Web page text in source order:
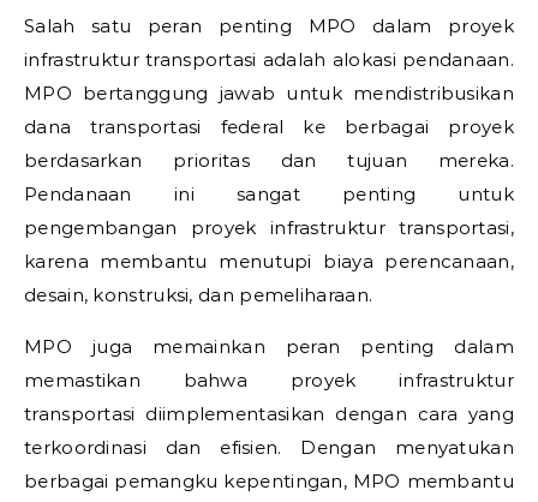
Salah satu peran penting MPO dalam proyek
infrastruktur transportasi adalah alokasi pendanaan.
MPO bertanggung jawab untuk mendistribusikan
dana transportasi federal ke berbagai proyek
berdasarkan prioritas dan tujuan mereka.
Pendanaan ini sangat penting untuk
pengembangan proyek infrastruktur transportasi,
karena membantu menutupi biaya perencanaan,
desain, konstruksi, dan pemeliharaan.
MPO juga memainkan peran penting dalam
memastikan bahwa proyek infrastruktur
transportasi diimplementasikan dengan cara yang
terkoordinasi dan efisien. Dengan menyatukan
berbagai pemangku kepentingan, MPO membantu